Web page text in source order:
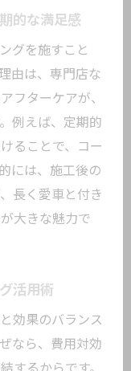
する美しさ
トガラスも快
ス性の高さ
るカーコーテ
のリスクを解
すい汚れや
的な満足感
グを施すこと
由は、専門店な
フターケアが、
例えば、定期的
ることで、コー
には、施工後の
長く愛車と付き
大きな魅力で
活用術
効果のバランス
なら、費用対効